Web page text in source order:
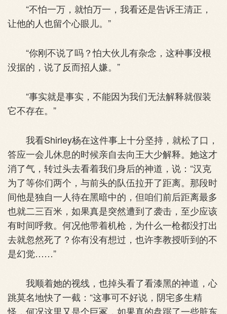
“不怕一万，就怕万一，我看还是告诉王清正，
让他的人也留个心眼儿。”
“你刚不说了吗？怕大伙儿有杂念，这种事没根
没据的，说了反而招人嫌。”
“事实就是事实，不能因为我们无法解释就假装
它不存在。”
我看Shirley杨在这件事上十分坚持，就松了口，
答应一会儿休息的时候亲自去向王大少解释。她这才
消了气，转过头去看着我们身后的神道，说：“汉克
为了等你们两个，与前头的队伍拉开了距离。那段时
间他是独自一人待在黑暗中的，但咱们前后距离最多
也就二三百米，如果真是突然遭到了袭击，至少应该
有时间呼救。何况他带着机枪，为什么一枪都没打出
去就忽然死了？你有没有想过，也许李教授听到的不
是幻觉……”
我顺着她的视线，也掉头看了看漆黑的神道，心
跳莫名地快了一截：“这事可不好说，阴宅多生精
怪，何况这里又是个巨冢，如果真的盘踞了一些脏东